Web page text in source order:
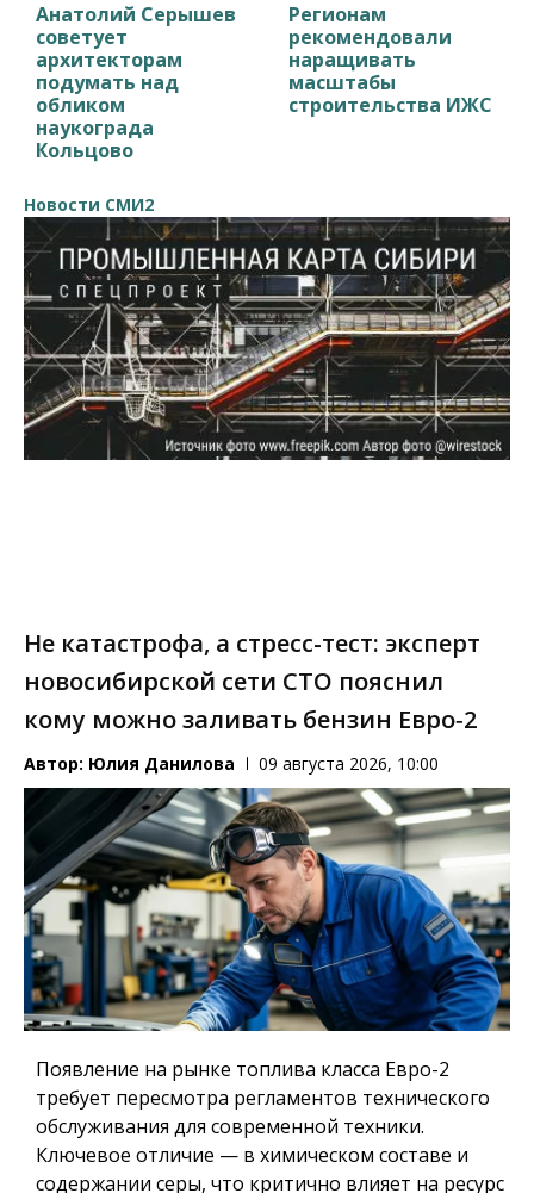
Анатолий Серышев
советует
архитекторам
подумать над
обликом
наукограда
Кольцово
Регионам
рекомендовали
наращивать
масштабы
строительства ИЖС
Новости СМИ2
Не катастрофа, а стресс-тест: эксперт
новосибирской сети СТО пояснил
кому можно заливать бензин Евро‑2
Автор: Юлия Данилова 09 августа 2026, 10:00
Появление на рынке топлива класса Евро-2
требует пересмотра регламентов технического
обслуживания для современной техники.
Ключевое отличие — в химическом составе и
содержании серы, что критично влияет на ресурс